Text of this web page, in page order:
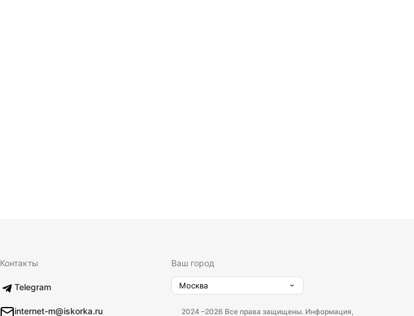
Контакты
Telegram
internet-m@iskorka.ru
Ваш город
Москва
2024 –2026 Все права защищены. Информация,